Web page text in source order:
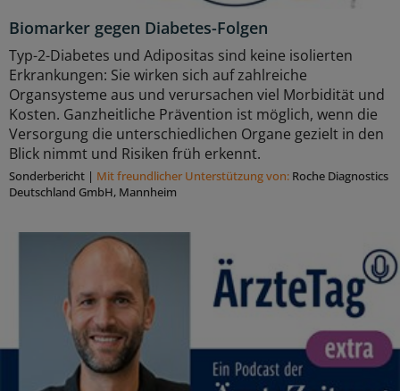
Biomarker gegen Diabetes-Folgen
Typ-2-Diabetes und Adipositas sind keine isolierten
Erkrankungen: Sie wirken sich auf zahlreiche
Organsysteme aus und verursachen viel Morbidität und
Kosten. Ganzheitliche Prävention ist möglich, wenn die
Versorgung die unterschiedlichen Organe gezielt in den
Blick nimmt und Risiken früh erkennt.
Sonderbericht | Mit freundlicher Unterstützung von: Roche Diagnostics
Deutschland GmbH, Mannheim